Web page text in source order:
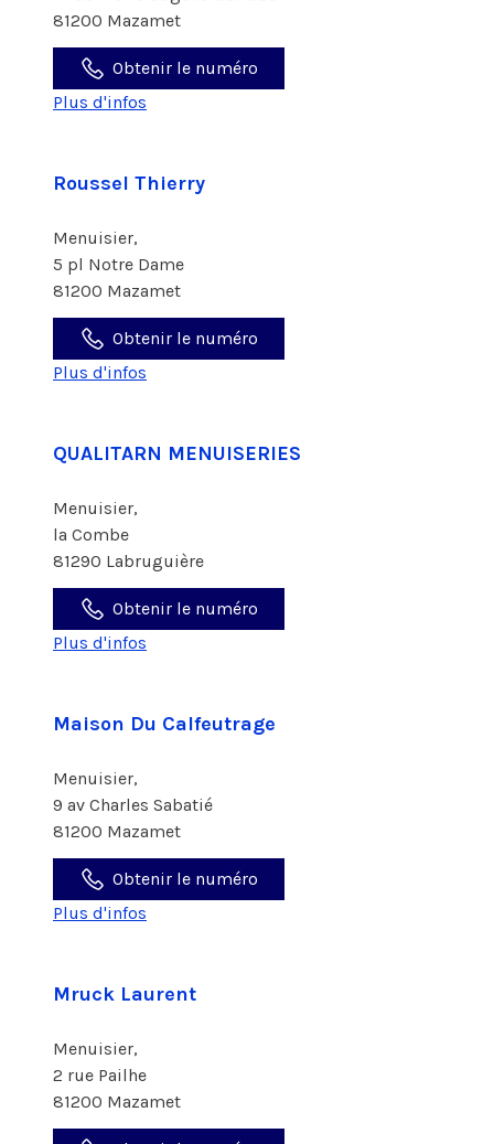
81200 Mazamet
Obtenir le numéro
Plus d'infos
Roussel Thierry
Menuisier,
5 pl Notre Dame
81200 Mazamet
Obtenir le numéro
Plus d'infos
QUALITARN MENUISERIES
Menuisier,
la Combe
81290 Labruguière
Obtenir le numéro
Plus d'infos
Maison Du Calfeutrage
Menuisier,
9 av Charles Sabatié
81200 Mazamet
Obtenir le numéro
Plus d'infos
Mruck Laurent
Menuisier,
2 rue Pailhe
81200 Mazamet